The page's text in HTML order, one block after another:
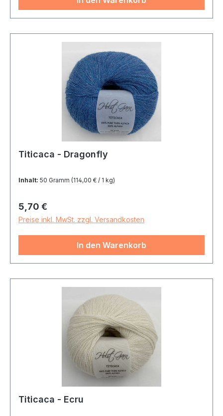
Titicaca - Dragonfly
Inhalt: 50 Gramm (114,00 € / 1 kg)
Regulärer Preis:
5,70 €
Preise inkl. MwSt. zzgl. Versandkosten
In den Warenkorb
Titicaca - Ecru